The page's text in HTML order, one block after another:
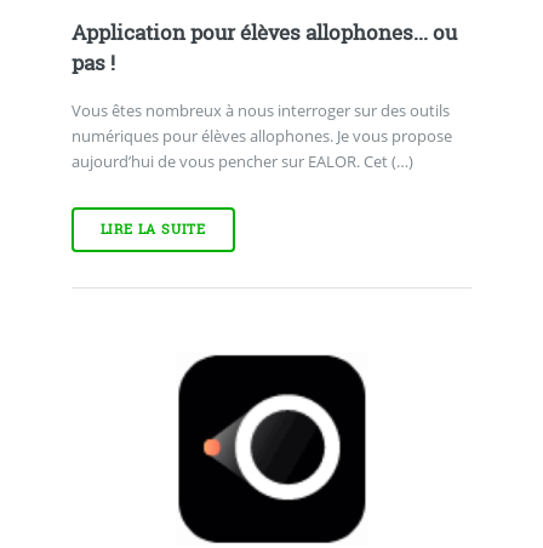
Application pour élèves allophones... ou
pas !
Vous êtes nombreux à nous interroger sur des outils
numériques pour élèves allophones. Je vous propose
aujourd’hui de vous pencher sur EALOR. Cet (…)
LIRE LA SUITE